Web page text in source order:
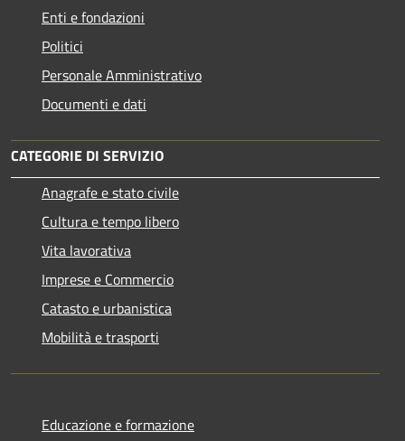
Enti e fondazioni
Politici
Personale Amministrativo
Documenti e dati
CATEGORIE DI SERVIZIO
Anagrafe e stato civile
Cultura e tempo libero
Vita lavorativa
Imprese e Commercio
Catasto e urbanistica
Mobilità e trasporti
Educazione e formazione